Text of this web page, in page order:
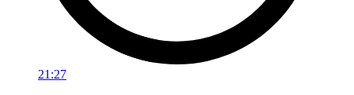
21:27